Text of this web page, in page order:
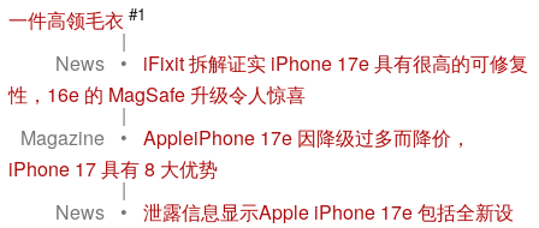
一件高领毛衣 #1
|
News
•
iFixit 拆解证实 iPhone 17e 具有很高的可修复
性，16e 的 MagSafe 升级令人惊喜
|
Magazine
•
AppleiPhone 17e 因降级过多而降价，
iPhone 17 具有 8 大优势
|
News
•
泄露信息显示Apple iPhone 17e 包括全新设